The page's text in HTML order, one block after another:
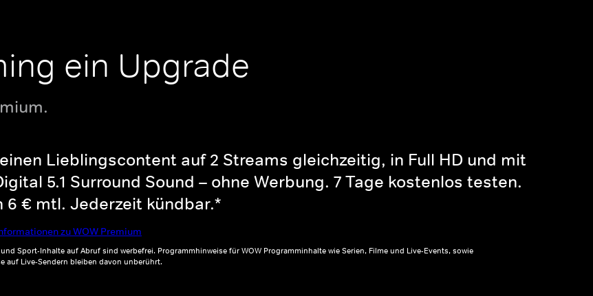
ein Upgrade
Lieblingscontent auf 2 Streams gleichzeitig, in Full HD und mit
5.1 Surround Sound – ohne Werbung. 7 Tage kostenlos testen.
6 € mtl. Jederzeit kündbar.*
zu WOW Premium
Sport-Inhalte auf Abruf sind werbefrei. Programmhinweise für WOW Programminhalte wie Serien, Filme und Live-Events, sowie
auf Live-Sendern bleiben davon unberührt.